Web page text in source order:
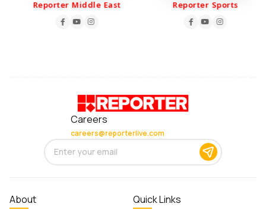
Reporter Middle East Reporter Sports
Careers
careers@reporterlive.com
About Quick Links